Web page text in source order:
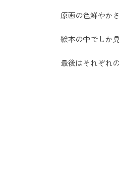
原画の色鮮やか
絵本の中でしか
最後はそれぞれ